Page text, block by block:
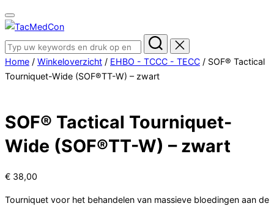
Toggle
navigatie
Ga
naar
de
Zoek
naar:
Home / Winkeloverzicht / EHBO - TCCC - TECC / SOF® Tactical
Tourniquet-Wide (SOF®TT-W) – zwart
SOF® Tactical Tourniquet-
Wide (SOF®TT-W) – zwart
€ 38,00
Tourniquet voor het behandelen van massieve bloedingen aan de